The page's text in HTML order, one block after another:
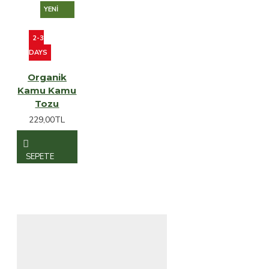
YENI
2-3
DAYS
Organik
Kamu Kamu
Tozu
229,00TL
SEPETE